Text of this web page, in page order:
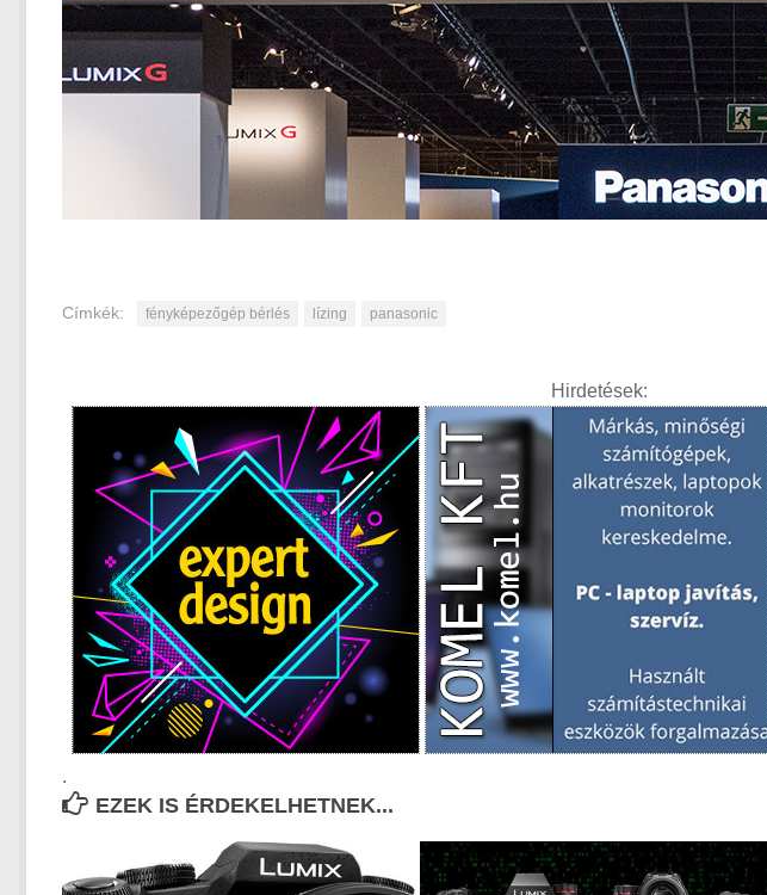
Címkék: fényképezőgép bérlés lízing panasonic
Hirdetések:
.
EZEK IS ÉRDEKELHETNEK...